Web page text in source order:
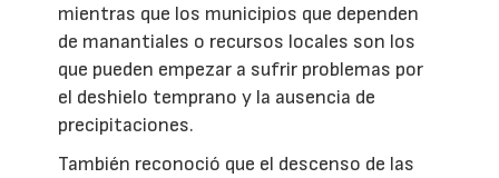
mientras que los municipios que dependen
de manantiales o recursos locales son los
que pueden empezar a sufrir problemas por
el deshielo temprano y la ausencia de
precipitaciones.
También reconoció que el descenso de las